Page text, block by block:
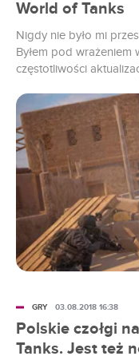
World of Tanks
Nigdy nie było mi
Byłem pod
częstotliwości
pewno dam szansę
samego wydawcy.
GROM.
Polskie czołgi
Tanks. Jest też
GRY 03.08.2018 16:38